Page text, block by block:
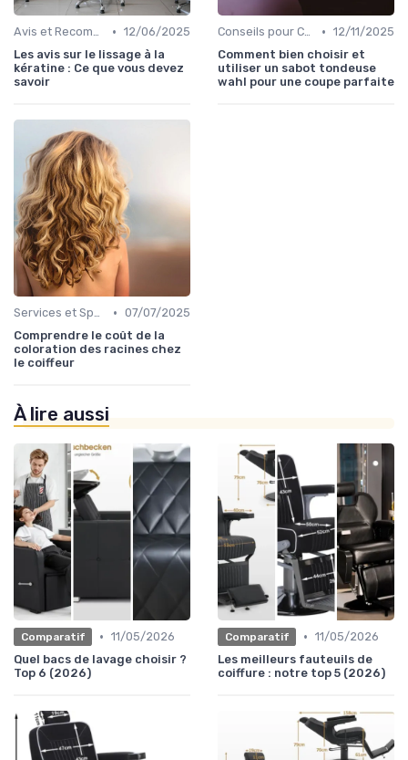
Avis et Recommandations • 12/06/2025
Les avis sur le lissage à la
kératine : Ce que vous devez
savoir
Conseils pour Choisir son Coiffeur • 12/11/2025
Comment bien choisir et
utiliser un sabot tondeuse
wahl pour une coupe parfaite
Services et Spécialités • 07/07/2025
Comprendre le coût de la
coloration des racines chez
le coiffeur
À lire aussi
Comparatif • 11/05/2026
Quel bacs de lavage choisir ?
Top 6 (2026)
Comparatif • 11/05/2026
Les meilleurs fauteuils de
coiffure : notre top 5 (2026)